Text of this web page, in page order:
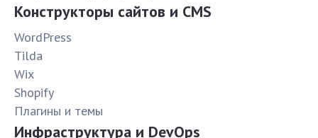
Конструкторы сайтов и CMS
WordPress
Tilda
Wix
Shopify
Плагины и темы
Инфраструктура и DevOps